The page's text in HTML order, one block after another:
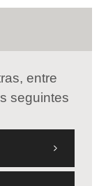
entre
seguintes